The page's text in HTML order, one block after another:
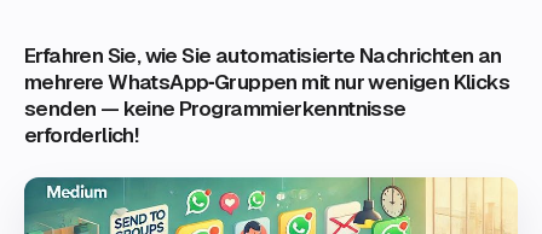
Erfahren Sie, wie Sie automatisierte Nachrichten an
mehrere WhatsApp‑Gruppen mit nur wenigen Klicks
senden — keine Programmierkenntnisse
erforderlich!